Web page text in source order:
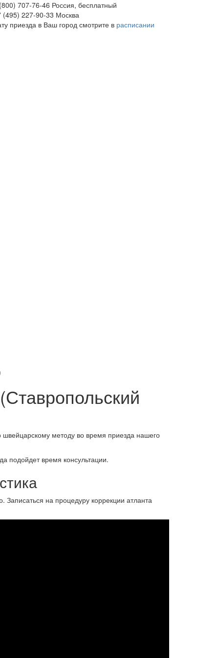
707-76-46 Россия, бесплатный
(495) 227-90-33 Москва
приезда в Ваш город смотрите в расписании
методу во время приезда нашего
подойдет время консультации.
Записаться на процедуру коррекции атланта